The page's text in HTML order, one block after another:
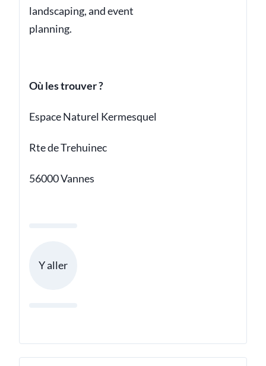
landscaping, and event
planning.
Où les trouver ?
Espace Naturel Kermesquel
Rte de Trehuinec
56000 Vannes
Y aller